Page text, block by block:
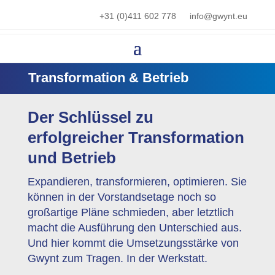
+31 (0)411 602 778 info@gwynt.eu
Transformation & Betrieb
Der Schlüssel zu
erfolgreicher Transformation
und Betrieb
Expandieren, transformieren, optimieren. Sie
können in der Vorstandsetage noch so
großartige Pläne schmieden, aber letztlich
macht die Ausführung den Unterschied aus.
Und hier kommt die Umsetzungsstärke von
Gwynt zum Tragen. In der Werkstatt.